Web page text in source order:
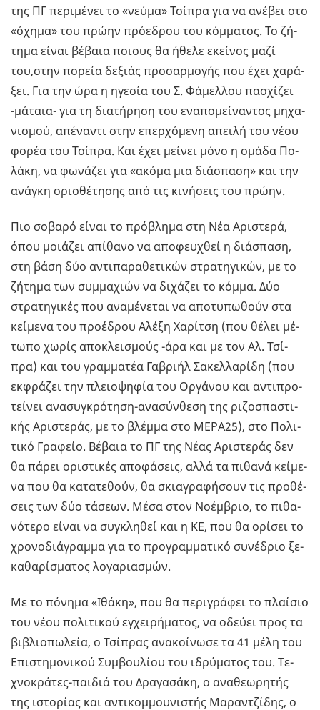
της ΠΓ πε­ρι­μέ­νει το «νεύμα» Τσί­πρα για να ανέ­βει στο
«όχημα» του πρώην πρό­ε­δρου του κόμ­μα­τος. Το ζή­
τη­μα είναι βέ­βαια ποιους θα ήθελε εκεί­νος μαζί
του,στην πο­ρεία δε­ξιάς προ­σαρ­μο­γής που έχει χα­ρά­
ξει. Για την ώρα η ηγε­σία του Σ. Φά­μελ­λου πα­σχί­ζει
-μά­ταια- για τη δια­τή­ρη­ση του ενα­πο­μεί­να­ντος μη­χα­
νι­σμού, απέ­να­ντι στην επερ­χό­με­νη απει­λή του νέου
φορέα του Τσί­πρα. Και έχει μεί­νει μόνο η ομάδα Πο­
λά­κη, να φω­νά­ζει για «ακόμα μια διά­σπα­ση» και την
ανά­γκη οριο­θέ­τη­σης από τις κι­νή­σεις του πρώην.
Πιο σο­βα­ρό είναι το πρό­βλη­μα στη Νέα Αρι­στε­ρά,
όπου μοιά­ζει απί­θα­νο να απο­φευ­χθεί η διά­σπα­ση,
στη βάση δύο αντι­πα­ρα­θε­τι­κών στρα­τη­γι­κών, με το
ζή­τη­μα των συμ­μα­χιών να δι­χά­ζει το κόμμα. Δύο
στρα­τη­γι­κές που ανα­μέ­νε­ται να απο­τυ­πω­θούν στα
κεί­με­να του προ­έ­δρου Αλέξη Χα­ρί­τση (που θέλει μέ­
τω­πο χωρίς απο­κλει­σμούς -άρα και με τον Αλ. Τσί­
πρα) και του γραμ­μα­τέα Γα­βρι­ήλ Σα­κελ­λα­ρί­δη (που
εκ­φρά­ζει την πλειο­ψη­φία του Ορ­γά­νου και αντι­προ­
τεί­νει ανα­συ­γκρό­τη­ση-ανα­σύν­θε­ση της ρι­ζο­σπα­στι­
κής Αρι­στε­ράς, με το βλέμ­μα στο ΜΕ­ΡΑ­25), στο Πο­λι­
τι­κό Γρα­φείο. Βέ­βαια το ΠΓ της Νέας Αρι­στε­ράς δεν
θα πάρει ορι­στι­κές απο­φά­σεις, αλλά τα πι­θα­νά κεί­με­
να που θα κα­τα­τε­θούν, θα σκια­γρα­φή­σουν τις προ­θέ­
σεις των δύο τά­σε­ων. Μέσα στον Νο­έμ­βριο, το πι­θα­
νό­τε­ρο είναι να συ­γκλη­θεί και η ΚΕ, που θα ορί­σει το
χρο­νο­διά­γραμ­μα για το προ­γραμ­μα­τι­κό συ­νέ­δριο ξε­
κα­θα­ρί­σμα­τος λο­γα­ρια­σμών.
Με το πό­νη­μα «Ιθάκη», που θα πε­ρι­γρά­φει το πλαί­σιο
του νέου πο­λι­τι­κού εγ­χει­ρή­μα­τος, να οδεύ­ει προς τα
βι­βλιο­πω­λεία, ο Τσί­πρας ανα­κοί­νω­σε τα 41 μέλη του
Επι­στη­μο­νι­κού Συμ­βου­λί­ου του ιδρύ­μα­τος του. Τε­
χνο­κρά­τες-παι­διά του Δρα­γα­σά­κη, ο ανα­θε­ω­ρη­τής
της ιστο­ρί­ας και αντι­κομ­μου­νι­στής Μα­ραν­τζί­δης, ο